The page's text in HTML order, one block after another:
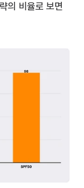
의 비율로 보면